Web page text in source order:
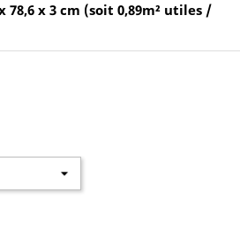
78,6 x 3 cm (soit 0,89m² utiles /